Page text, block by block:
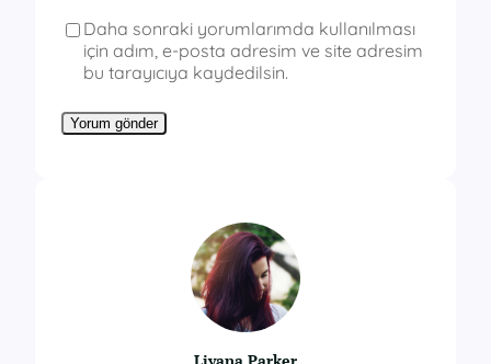
Daha sonraki yorumlarımda kullanılması
için adım, e-posta adresim ve site adresim
bu tarayıcıya kaydedilsin.